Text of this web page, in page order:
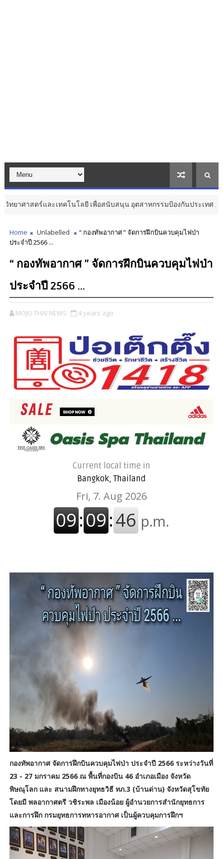
โนโลยี เพื่อสนับสนุน อุตสาหกรรมป้องกันประเทศ ... สุขภาพ
Home Unlabelled
“ กองทัพอากาศ ” จัดการฝึกบินควบคุมไฟป่า
ประจำปี 2566 ...
“ กองทัพอากาศ ” จัดการฝึกบินควบคุมไฟป่า
ประจำปี 2566 ...
MOJO THAI NEWS 4 years ago
Current local time in
Bangkok, Thailand
กองทัพอากาศ จัดการฝึกบินควบคุมไฟป่า ประจำปี 2566 ระหว่างวันที่
23 - 27 มกราคม 2566 ณ พื้นที่กองบิน 46 อำเภอเมือง จังหวัด
พิษณุโลก และ สนามฝึกทางยุทธวิธี ทภ.3 (บ้านด่าน) จังหวัดสุโขทัย
โดยมี พลอากาศตรี วชิระพล เมืองน้อย ผู้อำนวยการสำนักยุทธการ
และการฝึก กรมยุทธการทหารอากาศ เป็นผู้ควบคุมการฝึกฯ